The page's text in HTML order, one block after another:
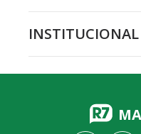
INSTITUCIONAL